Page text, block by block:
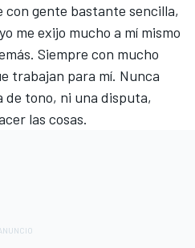
gente bastante sencilla,
me exijo mucho a mí mismo
Siempre con mucho
trabajan para mí. Nunca
de tono, ni una disputa,
las cosas.